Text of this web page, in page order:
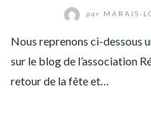
par MARAIS-
Nous reprenons ci-dessous
sur le blog de l’association
retour de la fête et…